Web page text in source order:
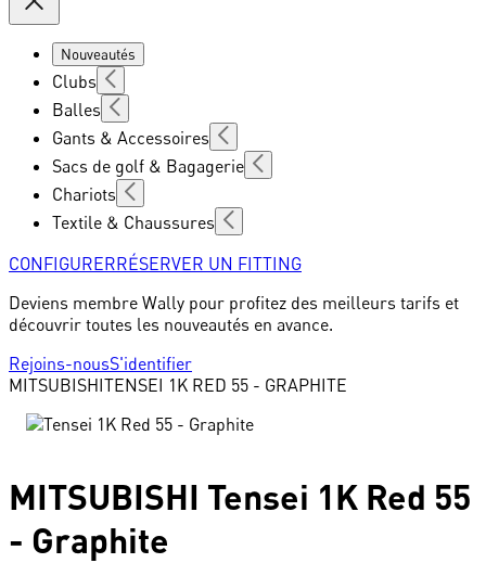
Nouveautés
Clubs
Balles
Gants & Accessoires
Sacs de golf & Bagagerie
Chariots
Textile & Chaussures
CONFIGURERRÉSERVER UN FITTING
Deviens membre Wally pour profitez des meilleurs tarifs et
découvrir toutes les nouveautés en avance.
Rejoins-nousS'identifier
MITSUBISHITENSEI 1K RED 55 - GRAPHITE
MITSUBISHI Tensei 1K Red 55
- Graphite